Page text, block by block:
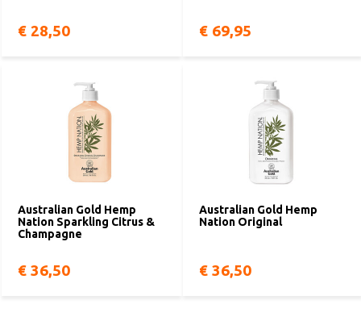
€ 28,50 € 69,95
Australian Gold Hemp
Nation Sparkling Citrus &
Champagne
€ 36,50
Australian Gold Hemp
Nation Original
€ 36,50